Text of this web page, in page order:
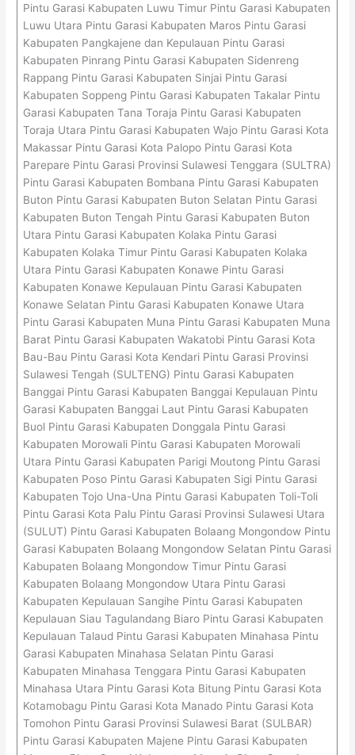
Pintu Garasi Kabupaten Luwu Timur Pintu Garasi Kabupaten
Luwu Utara Pintu Garasi Kabupaten Maros Pintu Garasi
Kabupaten Pangkajene dan Kepulauan Pintu Garasi
Kabupaten Pinrang Pintu Garasi Kabupaten Sidenreng
Rappang Pintu Garasi Kabupaten Sinjai Pintu Garasi
Kabupaten Soppeng Pintu Garasi Kabupaten Takalar Pintu
Garasi Kabupaten Tana Toraja Pintu Garasi Kabupaten
Toraja Utara Pintu Garasi Kabupaten Wajo Pintu Garasi Kota
Makassar Pintu Garasi Kota Palopo Pintu Garasi Kota
Parepare Pintu Garasi Provinsi Sulawesi Tenggara (SULTRA)
Pintu Garasi Kabupaten Bombana Pintu Garasi Kabupaten
Buton Pintu Garasi Kabupaten Buton Selatan Pintu Garasi
Kabupaten Buton Tengah Pintu Garasi Kabupaten Buton
Utara Pintu Garasi Kabupaten Kolaka Pintu Garasi
Kabupaten Kolaka Timur Pintu Garasi Kabupaten Kolaka
Utara Pintu Garasi Kabupaten Konawe Pintu Garasi
Kabupaten Konawe Kepulauan Pintu Garasi Kabupaten
Konawe Selatan Pintu Garasi Kabupaten Konawe Utara
Pintu Garasi Kabupaten Muna Pintu Garasi Kabupaten Muna
Barat Pintu Garasi Kabupaten Wakatobi Pintu Garasi Kota
Bau-Bau Pintu Garasi Kota Kendari Pintu Garasi Provinsi
Sulawesi Tengah (SULTENG) Pintu Garasi Kabupaten
Banggai Pintu Garasi Kabupaten Banggai Kepulauan Pintu
Garasi Kabupaten Banggai Laut Pintu Garasi Kabupaten
Buol Pintu Garasi Kabupaten Donggala Pintu Garasi
Kabupaten Morowali Pintu Garasi Kabupaten Morowali
Utara Pintu Garasi Kabupaten Parigi Moutong Pintu Garasi
Kabupaten Poso Pintu Garasi Kabupaten Sigi Pintu Garasi
Kabupaten Tojo Una-Una Pintu Garasi Kabupaten Toli-Toli
Pintu Garasi Kota Palu Pintu Garasi Provinsi Sulawesi Utara
(SULUT) Pintu Garasi Kabupaten Bolaang Mongondow Pintu
Garasi Kabupaten Bolaang Mongondow Selatan Pintu Garasi
Kabupaten Bolaang Mongondow Timur Pintu Garasi
Kabupaten Bolaang Mongondow Utara Pintu Garasi
Kabupaten Kepulauan Sangihe Pintu Garasi Kabupaten
Kepulauan Siau Tagulandang Biaro Pintu Garasi Kabupaten
Kepulauan Talaud Pintu Garasi Kabupaten Minahasa Pintu
Garasi Kabupaten Minahasa Selatan Pintu Garasi
Kabupaten Minahasa Tenggara Pintu Garasi Kabupaten
Minahasa Utara Pintu Garasi Kota Bitung Pintu Garasi Kota
Kotamobagu Pintu Garasi Kota Manado Pintu Garasi Kota
Tomohon Pintu Garasi Provinsi Sulawesi Barat (SULBAR)
Pintu Garasi Kabupaten Majene Pintu Garasi Kabupaten